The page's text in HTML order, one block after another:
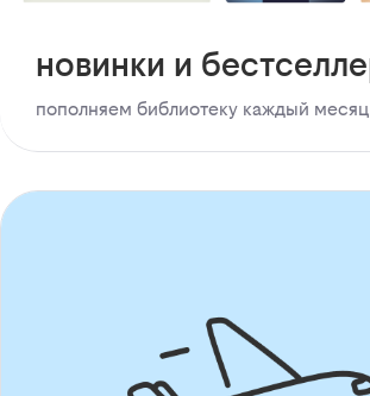
новинки и
пополняем библиотеку каждый месяц